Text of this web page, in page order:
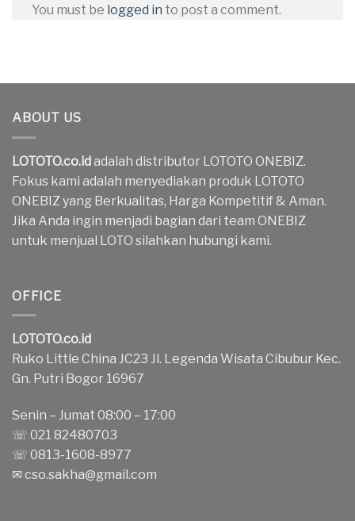
You must be logged in to post a comment.
ABOUT US
LOTOTO.co.idadalah distributor LOTOTO ONEBIZ.
Fokus kami adalah menyediakan produk LOTOTO
ONEBIZ yang Berkualitas, Harga Kompetitif & Aman.
Jika Anda ingin menjadi bagian dari team ONEBIZ
untuk menjual LOTO silahkan hubungi kami.
OFFICE
LOTOTO.co.id
Ruko Little China JC23 Jl. Legenda Wisata Cibubur Kec.
Gn. Putri Bogor 16967
Senin – Jumat 08:00 – 17:00
☏ 021 82480703
☏ 0813-1608-8977
✉cso.sakha@gmail.com